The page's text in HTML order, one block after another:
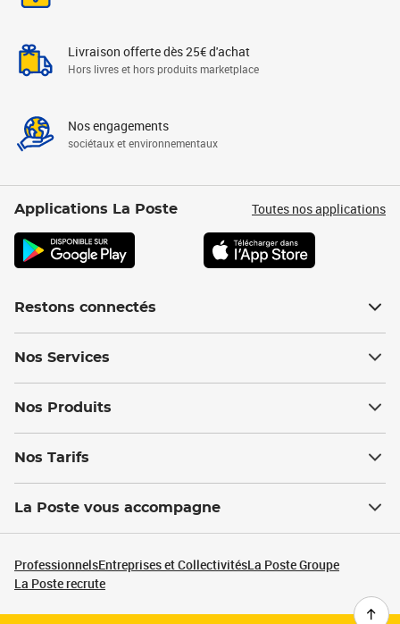
Livraison offerte dès 25€ d'achat
Hors livres et hors produits marketplace
Nos engagements
sociétaux et environnementaux
Applications La Poste Toutes nos applications
Restons connectés
Nos Services
Nos Produits
Nos Tarifs
La Poste vous accompagne
ProfessionnelsEntreprises et CollectivitésLa Poste Groupe
La Poste recrute